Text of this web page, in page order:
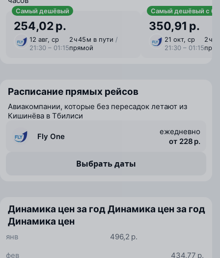
Самый дешёвый
254,02 р.
12 авг, ср
21:30 – 01:15
2 ⁠ч 45 ⁠м в пути /
прямой
Самый дешёвый с
350,91 р.
21 окт, ср
21:30 – 01:15
2 ⁠ч
Расписание прямых рейсов
Авиакомпании, которые без пересадок летают из
Кишинёва в Тбилиси
Fly One
ежедневно
от 228 р.
Выбрать даты
Динамика цен за годДинамика цен за год
Динамика цен
496,2 р.
янв
434,77 р.
фев